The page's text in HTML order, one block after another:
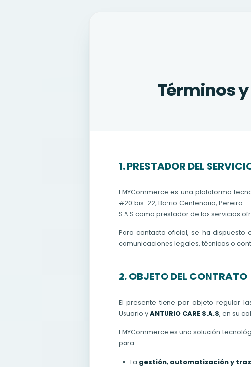
Términos
1. PRESTADOR DEL
EMYCommerce es una plataforma
#20 bis-22, Barrio Centenario, Pereira –
S.A.S como prestador de los servicios
Para contacto oficial, se ha dispuesto
comunicaciones legales, técnicas o
2. OBJETO DEL CONTRATO
El presente tiene por objeto regular
Usuario yANTURIO CARE S.A.S, en su
EMYCommerce es una solución
para:
La gestión, automatización y